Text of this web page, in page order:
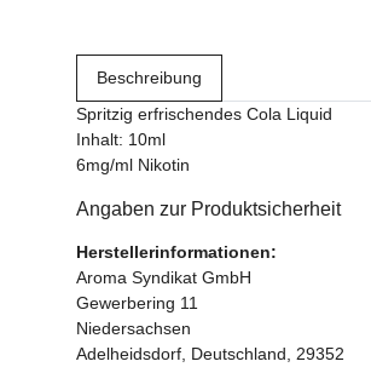
Beschreibung
Spritzig erfrischendes Cola Liquid
Inhalt: 10ml
6mg/ml Nikotin
Angaben zur Produktsicherheit
Herstellerinformationen:
Aroma Syndikat GmbH
Gewerbering 11
Niedersachsen
Adelheidsdorf, Deutschland, 29352